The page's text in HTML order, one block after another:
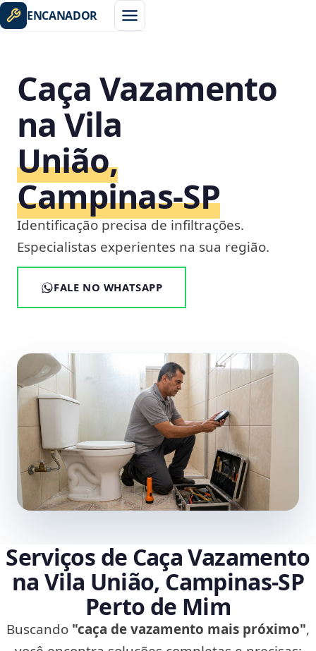
ENCANADOR
Caça Vazamento
na Vila
União,
Campinas‑SP
Identificação precisa de infiltrações.
Especialistas experientes na sua região.
FALE NO WHATSAPP
Serviços de Caça Vazamento
na Vila União, Campinas‑SP
Perto de Mim
Buscando "caça de vazamento mais próximo",